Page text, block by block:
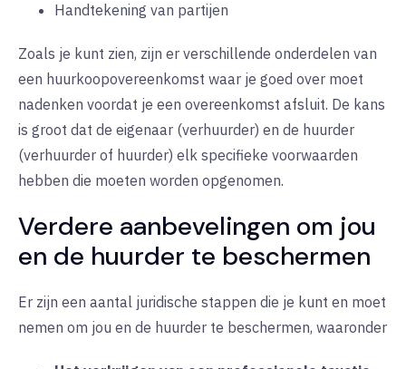
Handtekening van partijen
Zoals je kunt zien, zijn er verschillende onderdelen van
een huurkoopovereenkomst waar je goed over moet
nadenken voordat je een overeenkomst afsluit. De kans
is groot dat de eigenaar (verhuurder) en de huurder
(verhuurder of huurder) elk specifieke voorwaarden
hebben die moeten worden opgenomen.
Verdere aanbevelingen om jou
en de huurder te beschermen
Er zijn een aantal juridische stappen die je kunt en moet
nemen om jou en de huurder te beschermen, waaronder